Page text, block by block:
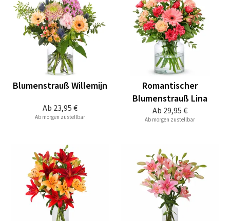
Ab 23,95 €
Blumenstrauß Willemijn
Ab morgen zustellbar
Ab 29,95 €
Romantischer
Blumenstrauß Lina
Ab morgen zustellbar